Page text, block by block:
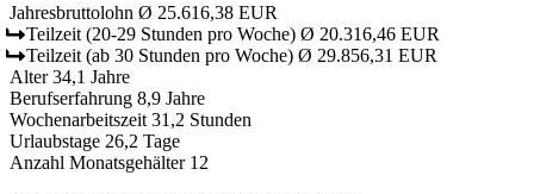
Jahresbruttolohn Ø 25.616,38 EUR
Teilzeit (20-29 Stunden pro Woche) Ø 20.316,46 EUR
Teilzeit (ab 30 Stunden pro Woche) Ø 29.856,31 EUR
Alter 34,1 Jahre
Berufserfahrung 8,9 Jahre
Wochenarbeitszeit 31,2 Stunden
Urlaubstage 26,2 Tage
Anzahl Monatsgehälter 12